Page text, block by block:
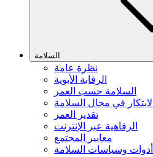
السلامة
نظرة عامة
الرقابة الأبوية
السلامة حسب العمر
الابتكار في مجال السلامة
تقدير العمر
الرفاهية عبر الإنترنت
معايير المجتمع
أدوات وسياسات السلامة